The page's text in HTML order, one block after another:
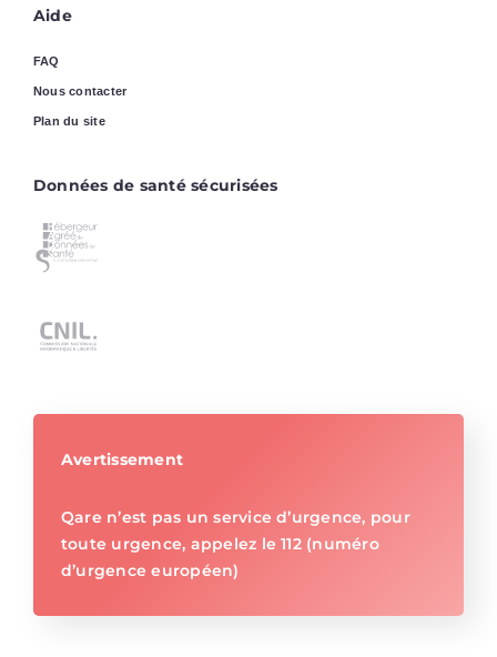
Aide
FAQ
Nous contacter
Plan du site
Données de santé sécurisées
Avertissement
Qare n’est pas un service d’urgence, pour
toute urgence, appelez le 112 (numéro
d’urgence européen)